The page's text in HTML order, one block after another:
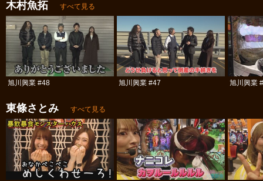
木村魚拓 すべて見る
旭川興業 #48 旭川興業 #47 旭川興業
東條さとみ すべて見る